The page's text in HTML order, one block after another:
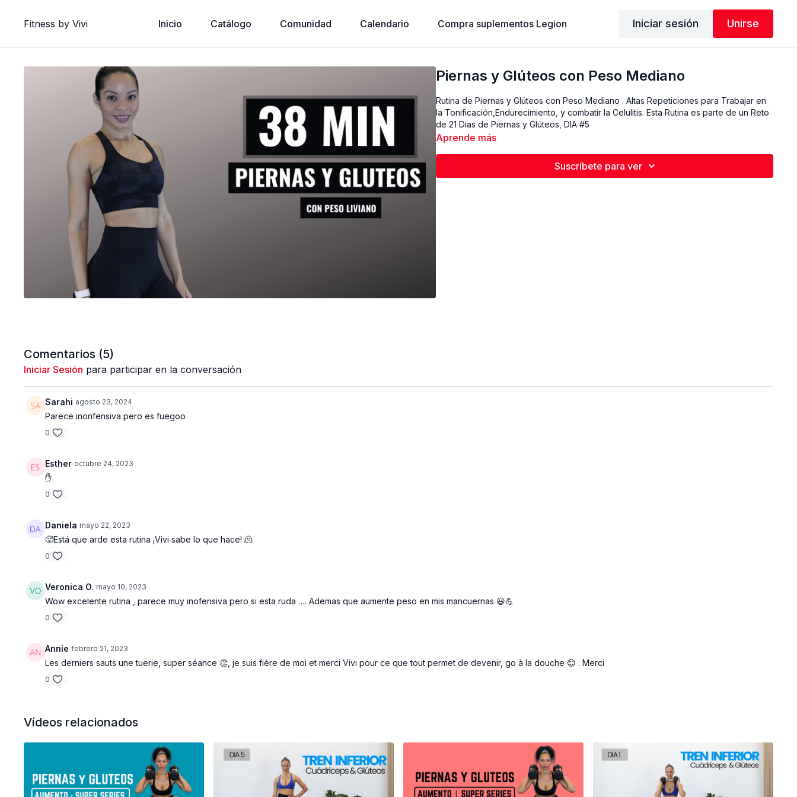
Fitness by Vivi Inicio Catálogo Comunidad Calendario Compra suplementos Legion Iniciar sesión Unirse
Piernas y Glúteos con Peso Mediano
Rutina de Piernas y Glúteos con Peso Mediano . Altas Repeticiones para Trabajar en
la Tonificación,Endurecimiento, y combatir la Celulitis. Esta Rutina es parte de un Reto
de 21 Dias de Piernas y Glúteos, DIA #5
Aprende más
Suscríbete para ver
Comentarios (5)
Iniciar Sesión para participar en la conversación
Sarahi agosto 23, 2024
Parece inonfensiva pero es fuegoo
0
Esther octubre 24, 2023
✋
0
Daniela mayo 22, 2023
🥵Está que arde esta rutina ¡Vivi sabe lo que hace! 🫠
0
Veronica O. mayo 10, 2023
Wow excelente rutina , parece muy inofensiva pero si esta ruda …. Ademas que aumente peso en mis mancuernas 😃💪
0
Annie febrero 21, 2023
Les derniers sauts une tuerie, super séance 👏, je suis fière de moi et merci Vivi pour ce que tout permet de devenir, go à la douche 😊 . Merci
0
Vídeos relacionados